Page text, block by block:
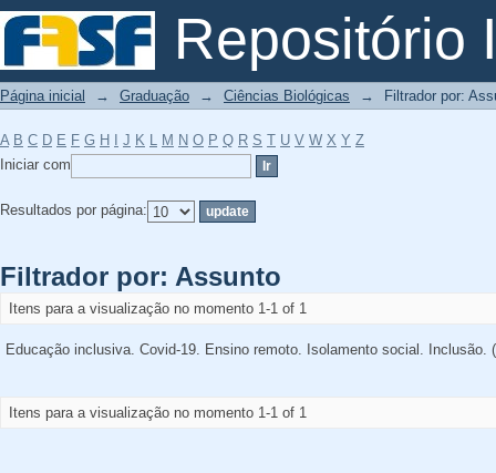
Repositório
Filtrador por: Assunto
Página inicial → Graduação → Ciências Biológicas → Filtrador por:
A B C D E F G H J K L M N O P Q R S T U V W X Y Z
Iniciar com
Resultados por página:
Filtrador por: Assunto
Itens para a visualização no momento 1-1 of 1
Educação inclusiva. Covid-19. Ensino remoto. Isolamento social. Inclusão.
Itens para a visualização no momento 1-1 of 1